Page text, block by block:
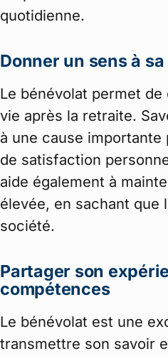
quotidienne.
Donner un sens à
Le bénévolat permet
vie après la retraite.
à une cause
de satisfaction
aide également à
élevée, en sachant que
société.
Partager son
compétences
Le bénévolat est une
transmettre son savoir